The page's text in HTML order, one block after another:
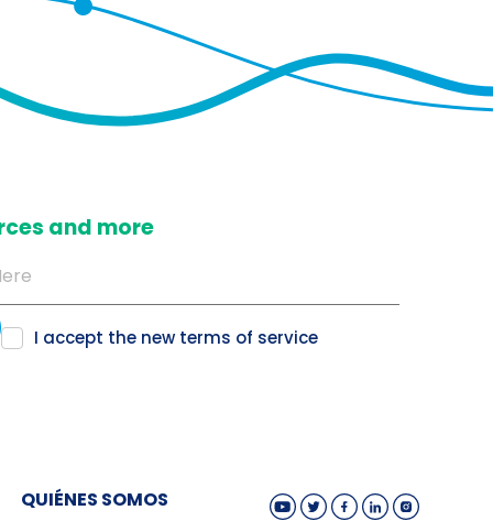
and more
I accept the new terms of service
QUIÉNES SOMOS